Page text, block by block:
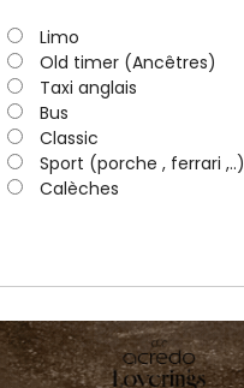
Limo
Old timer (Ancêtres)
Taxi anglais
Bus
Classic
Sport (porche , ferrari ,..)
Calèches